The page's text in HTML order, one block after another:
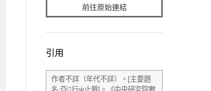
前往原始連結
引用